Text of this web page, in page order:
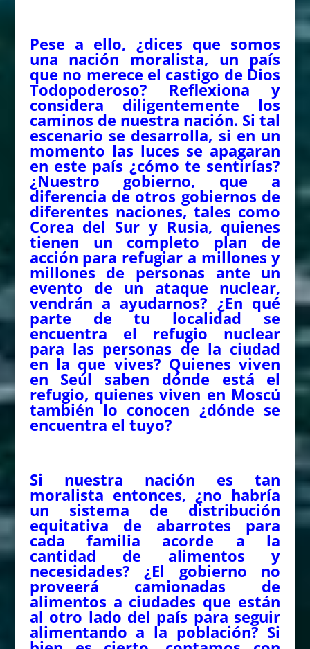
Pese a ello, ¿dices que somos
una nación moralista, un país
que no merece el castigo de Dios
Todopoderoso? Reflexiona y
considera diligentemente los
caminos de nuestra nación. Si tal
escenario se desarrolla, si en un
momento las luces se apagaran
en este país ¿cómo te sentirías?
¿Nuestro gobierno, que a
diferencia de otros gobiernos de
diferentes naciones, tales como
Corea del Sur y Rusia, quienes
tienen un completo plan de
acción para refugiar a millones y
millones de personas ante un
evento de un ataque nuclear,
vendrán a ayudarnos? ¿En qué
parte de tu localidad se
encuentra el refugio nuclear
para las personas de la ciudad
en la que vives? Quienes viven
en Seúl saben dónde está el
refugio, quienes viven en Moscú
también lo conocen ¿dónde se
encuentra el tuyo?
Si nuestra nación es tan
moralista entonces, ¿no habría
un sistema de distribución
equitativa de abarrotes para
cada familia acorde a la
cantidad de alimentos y
necesidades? ¿El gobierno no
proveerá camionadas de
alimentos a ciudades que están
al otro lado del país para seguir
alimentando a la población? Si